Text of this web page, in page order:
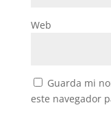
Web
Guarda mi
este navegador